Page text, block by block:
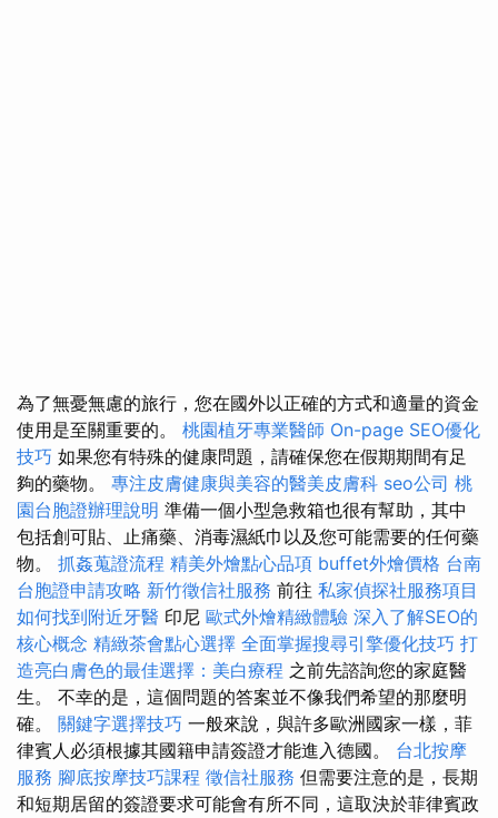
為了無憂無慮的旅行，您在國外以正確的方式和適量的資金
使用是至關重要的。 桃園植牙專業醫師 On-page SEO優化
技巧 如果您有特殊的健康問題，請確保您在假期期間有足
夠的藥物。 專注皮膚健康與美容的醫美皮膚科 seo公司 桃
園台胞證辦理說明 準備一個小型急救箱也很有幫助，其中
包括創可貼、止痛藥、消毒濕紙巾以及您可能需要的任何藥
物。 抓姦蒐證流程 精美外燴點心品項 buffet外燴價格 台南
台胞證申請攻略 新竹徵信社服務 前往 私家偵探社服務項目
如何找到附近牙醫 印尼 歐式外燴精緻體驗 深入了解SEO的
核心概念 精緻茶會點心選擇 全面掌握搜尋引擎優化技巧 打
造亮白膚色的最佳選擇：美白療程 之前先諮詢您的家庭醫
生。 不幸的是，這個問題的答案並不像我們希望的那麼明
確。 關鍵字選擇技巧 一般來說，與許多歐洲國家一樣，菲
律賓人必須根據其國籍申請簽證才能進入德國。 台北按摩
服務 腳底按摩技巧課程 徵信社服務 但需要注意的是，長期
和短期居留的簽證要求可能會有所不同，這取決於菲律賓政